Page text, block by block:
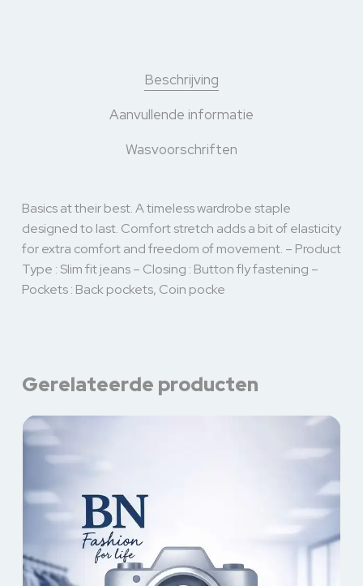
Beschrijving
Aanvullende informatie
Wasvoorschriften
Basics at their best. A timeless wardrobe staple
designed to last. Comfort stretch adds a bit of elasticity
for extra comfort and freedom of movement. – Product
Type : Slim fit jeans – Closing : Button fly fastening –
Pockets : Back pockets, Coin pocke
Gerelateerde producten